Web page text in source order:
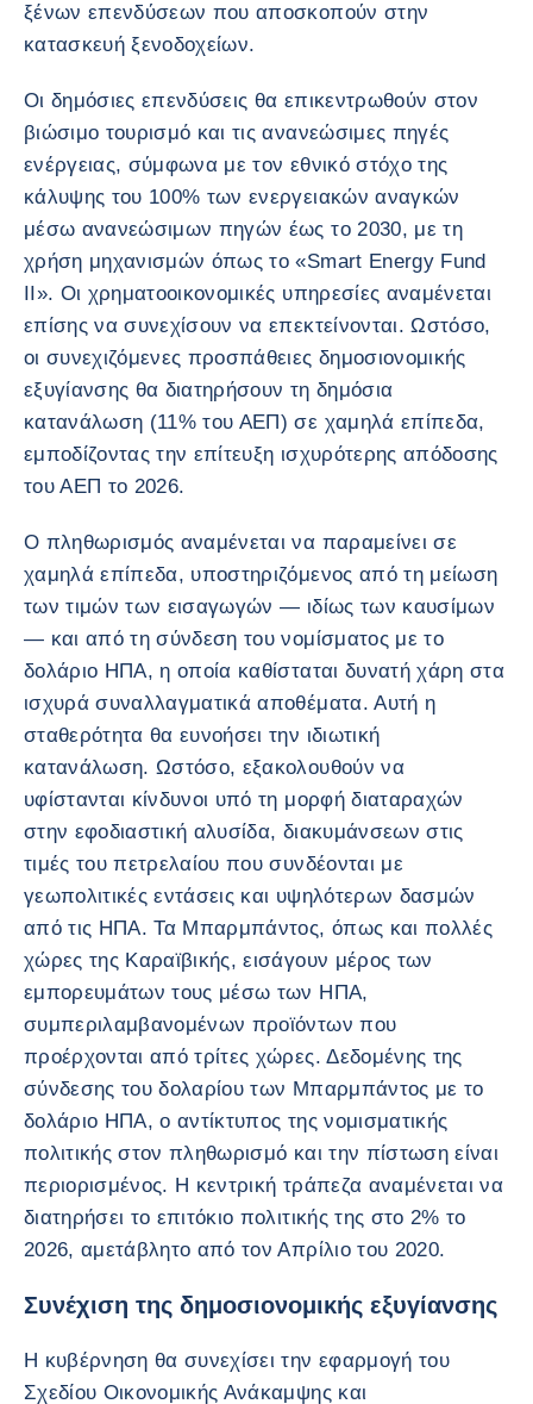
ξένων επενδύσεων που αποσκοπούν στην
κατασκευή ξενοδοχείων.
Οι δημόσιες επενδύσεις θα επικεντρωθούν στον
βιώσιμο τουρισμό και τις ανανεώσιμες πηγές
ενέργειας, σύμφωνα με τον εθνικό στόχο της
κάλυψης του 100% των ενεργειακών αναγκών
μέσω ανανεώσιμων πηγών έως το 2030, με τη
χρήση μηχανισμών όπως το «Smart Energy Fund
II». Οι χρηματοοικονομικές υπηρεσίες αναμένεται
επίσης να συνεχίσουν να επεκτείνονται. Ωστόσο,
οι συνεχιζόμενες προσπάθειες δημοσιονομικής
εξυγίανσης θα διατηρήσουν τη δημόσια
κατανάλωση (11% του ΑΕΠ) σε χαμηλά επίπεδα,
εμποδίζοντας την επίτευξη ισχυρότερης απόδοσης
του ΑΕΠ το 2026.
Ο πληθωρισμός αναμένεται να παραμείνει σε
χαμηλά επίπεδα, υποστηριζόμενος από τη μείωση
των τιμών των εισαγωγών — ιδίως των καυσίμων
— και από τη σύνδεση του νομίσματος με το
δολάριο ΗΠΑ, η οποία καθίσταται δυνατή χάρη στα
ισχυρά συναλλαγματικά αποθέματα. Αυτή η
σταθερότητα θα ευνοήσει την ιδιωτική
κατανάλωση. Ωστόσο, εξακολουθούν να
υφίστανται κίνδυνοι υπό τη μορφή διαταραχών
στην εφοδιαστική αλυσίδα, διακυμάνσεων στις
τιμές του πετρελαίου που συνδέονται με
γεωπολιτικές εντάσεις και υψηλότερων δασμών
από τις ΗΠΑ. Τα Μπαρμπάντος, όπως και πολλές
χώρες της Καραϊβικής, εισάγουν μέρος των
εμπορευμάτων τους μέσω των ΗΠΑ,
συμπεριλαμβανομένων προϊόντων που
προέρχονται από τρίτες χώρες. Δεδομένης της
σύνδεσης του δολαρίου των Μπαρμπάντος με το
δολάριο ΗΠΑ, ο αντίκτυπος της νομισματικής
πολιτικής στον πληθωρισμό και την πίστωση είναι
περιορισμένος. Η κεντρική τράπεζα αναμένεται να
διατηρήσει το επιτόκιο πολιτικής της στο 2% το
2026, αμετάβλητο από τον Απρίλιο του 2020.
Συνέχιση της δημοσιονομικής εξυγίανσης
Η κυβέρνηση θα συνεχίσει την εφαρμογή του
Σχεδίου Οικονομικής Ανάκαμψης και